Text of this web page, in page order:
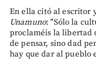
En ella citó al escritor
Unamuno: "Sólo la
proclaméis la libertad
de pensar, sino dad
hay que dar al pueblo